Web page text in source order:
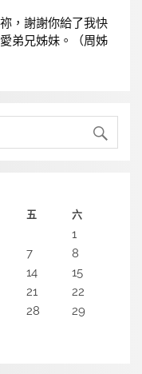
，謝謝你給了我快
弟兄姊妹。（周姊
五 六
1
7
8
14
15
21
22
28
29